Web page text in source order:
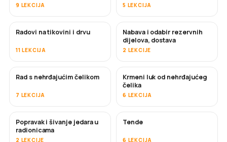
9 LEKCIJA 5 LEKCIJA
Radovi na tikovini i drvu
11 LEKCIJA
USKORO
Nabava i odabir rezervnih
dijelova, dostava
2 LEKCIJE
USKORO
Rad s nehrđajućim čelikom
7 LEKCIJA
Krmeni luk od nehrđajućeg
čelika
6 LEKCIJA
USKORO
Popravak i šivanje jedara u
radionicama
2 LEKCIJE
Tende
6 LEKCIJA